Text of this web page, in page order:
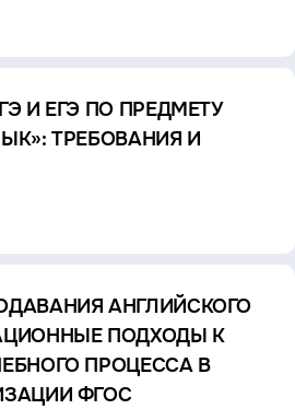
И ЕГЭ ПО ПРЕДМЕТУ
ТРЕБОВАНИЯ И
АНГЛИЙСКОГО
ПОДХОДЫ К
ПРОЦЕССА В
ФГОС